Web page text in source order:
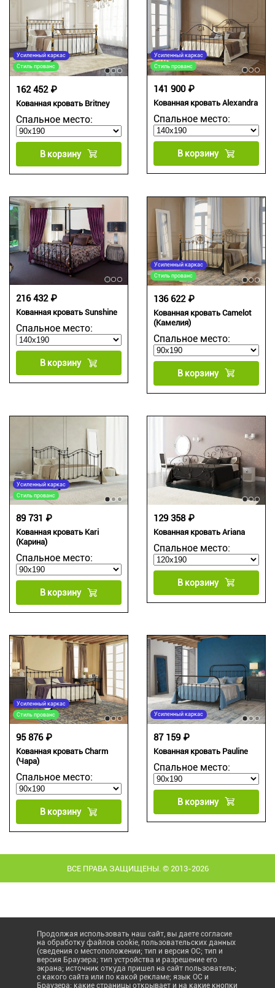
Усиленный каркас
Стиль прованс
Кованная кровать Britney
Спальное место:
162 452 ₽
В корзину
Усиленный каркас
Стиль прованс
Кованная кровать Alexandra
Спальное место:
141 900 ₽
В корзину
Кованная кровать Sunshine
Спальное место:
216 432 ₽
В корзину
Усиленный каркас
Стиль прованс
Кованная кровать Camelot
(Камелия)
Спальное место:
136 622 ₽
В корзину
Усиленный каркас
Стиль прованс
Кованная кровать Kari
(Карина)
Спальное место:
89 731 ₽
В корзину
Кованная кровать Ariana
Спальное место:
129 358 ₽
В корзину
Усиленный каркас
Стиль прованс
Кованная кровать Charm
(Чара)
Спальное место:
95 876 ₽
В корзину
Усиленный каркас
Кованная кровать Pauline
Спальное место:
87 159 ₽
В корзину
ВСЕ ПРАВА ЗАЩИЩЕНЫ. © 2013-2026
Продолжая использовать наш сайт, вы даете согласие
на обработку файлов cookie, пользовательских данных
(сведения о местоположении; тип и версия ОС; тип и
версия Браузера; тип устройства и разрешение его
экрана; источник откуда пришел на сайт пользователь;
с какого сайта или по какой рекламе; язык ОС и
Браузера; какие страницы открывает и на какие кнопки